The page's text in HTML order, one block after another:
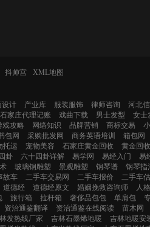
抖帅宫 XML地图
设计 产业库 服装服饰 律师咨询 河北
石家庄代理记账 戏曲下载 男士发型 女士
戏攻略 网络知识 品牌营销 商标交易
包网 采购批发网 商务英语培训 箱包网
托运 宠物美容 石家庄黄金回收 黄金回
卦 六十四卦详解 易学网 易经入门 易
玻璃钢雕塑 景观雕塑 钢琴谱 钢琴指
故车 二手车交易网 二手车报价 二手车
道德经 道德经原文 婚姻挽救咨询师 人
旅行箱 拉杆箱 奢侈品包包 单肩包
资治通鉴翻译 资治通鉴在线阅读 苗木网
发热线厂家 吉林石墨烯地暖 吉林地暖安